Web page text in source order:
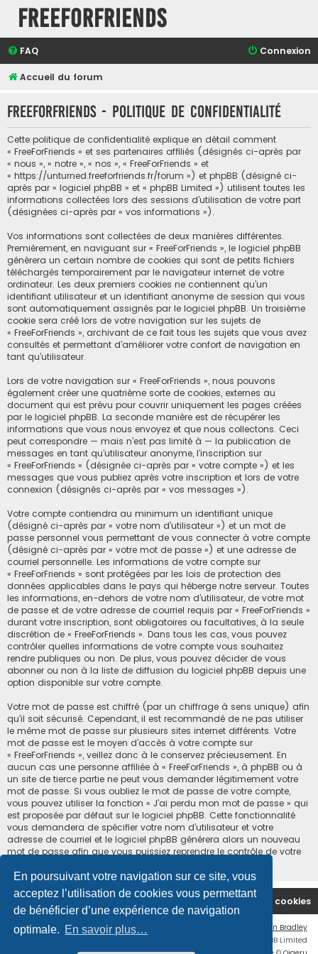
En poursuivant votre navigation sur ce site, vous
acceptez l’utilisation de cookies vous permettant
de bénéficier d’une expérience de navigation
optimale. En savoir plus…
FreeForFriends
FAQ Connexion
Accueil du forum
FreeForFriends - Politique de confidentialité
Cette politique de confidentialité explique en détail comment
« FreeForFriends » et ses partenaires affiliés (désignés ci-après par
« nous », « notre », « nos », « FreeForFriends » et
« https://unturned.freeforfriends.fr/forum ») et phpBB (désigné ci-
après par « logiciel phpBB » et « phpBB Limited ») utilisent toutes les
informations collectées lors des sessions d’utilisation de votre part
(désignées ci-après par « vos informations »).
Vos informations sont collectées de deux manières différentes.
Premièrement, en naviguant sur « FreeForFriends », le logiciel phpBB
génèrera un certain nombre de cookies qui sont de petits fichiers
téléchargés temporairement par le navigateur internet de votre
ordinateur. Les deux premiers cookies ne contiennent qu’un
identifiant utilisateur et un identifiant anonyme de session qui vous
sont automatiquement assignés par le logiciel phpBB. Un troisième
cookie sera créé lors de votre navigation sur les sujets de
« FreeForFriends », archivant de ce fait tous les sujets que vous avez
consultés et permettant d’améliorer votre confort de navigation en
tant qu’utilisateur.
Lors de votre navigation sur « FreeForFriends », nous pouvons
également créer une quatrième sorte de cookies, externes au
document qui est prévu pour couvrir uniquement les pages créées
par le logiciel phpBB. La seconde manière est de récupérer les
informations que vous nous envoyez et que nous collectons. Ceci
peut correspondre — mais n’est pas limité à — la publication de
messages en tant qu’utilisateur anonyme, l’inscription sur
« FreeForFriends » (désignée ci-après par « votre compte ») et les
messages que vous publiez après votre inscription et lors de votre
connexion (désignés ci-après par « vos messages »).
Votre compte contiendra au minimum un identifiant unique
(désigné ci-après par « votre nom d’utilisateur ») et un mot de
passe personnel vous permettant de vous connecter à votre compte
(désigné ci-après par « votre mot de passe ») et une adresse de
courriel personnelle. Les informations de votre compte sur
« FreeForFriends » sont protégées par les lois de protection des
données applicables dans le pays qui héberge notre serveur. Toutes
les informations, en-dehors de votre nom d’utilisateur, de votre mot
de passe et de votre adresse de courriel requis par « FreeForFriends »
durant votre inscription, sont obligatoires ou facultatives, à la seule
discrétion de « FreeForFriends ». Dans tous les cas, vous pouvez
contrôler quelles informations de votre compte vous souhaitez
rendre publiques ou non. De plus, vous pouvez décider de vous
abonner ou non à la liste de diffusion du logiciel phpBB depuis une
option disponible sur votre compte.
Votre mot de passe est chiffré (par un chiffrage à sens unique) afin
qu’il soit sécurisé. Cependant, il est recommandé de ne pas utiliser
le même mot de passe sur plusieurs sites internet différents. Votre
mot de passe est le moyen d’accès à votre compte sur
« FreeForFriends », veillez donc à le conservez précieusement. En
aucun cas une personne affiliée à « FreeForFriends », à phpBB ou à
un site de tierce partie ne peut vous demander légitimement votre
mot de passe. Si vous oubliez le mot de passe de votre compte,
vous pouvez utiliser la fonction « J’ai perdu mon mot de passe » qui
est proposée par défaut sur le logiciel phpBB. Cette fonctionnalité
vous demandera de spécifier votre nom d’utilisateur et votre
adresse de courriel et le logiciel phpBB générera alors un nouveau
mot de passe afin que vous puissiez reprendre le contrôle de votre
Accueil du forum Supprimer les cookies
Ian Bradley
® Forum Software © phpBB Limited